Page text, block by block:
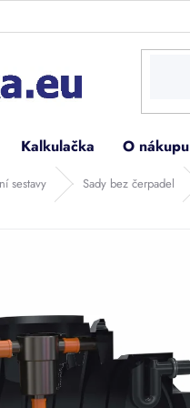
Kalkulačka O nákupu
sestavy Sady bez čerpadel